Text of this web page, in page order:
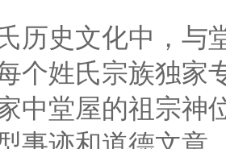
历史文化中，与
个姓氏宗族独家
中堂屋的祖宗神